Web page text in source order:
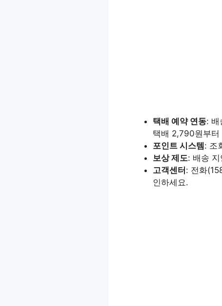
택배 예약 연동: 배
택배 2,790원부터
포인트 시스템 : 조
보상 제도: 배송
고객센터 : 전화
인하세요.